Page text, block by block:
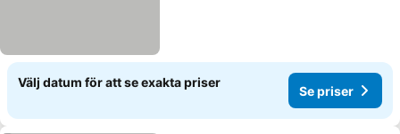
Välj datum för att se exakta priser
Se priser